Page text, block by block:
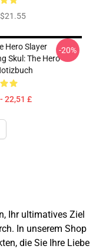
$21.55
Hero Slayer
Skul: The Hero
22,51 £
-20%
Ihr ultimatives Ziel
In unserem Shop
die Sie Ihre Liebe